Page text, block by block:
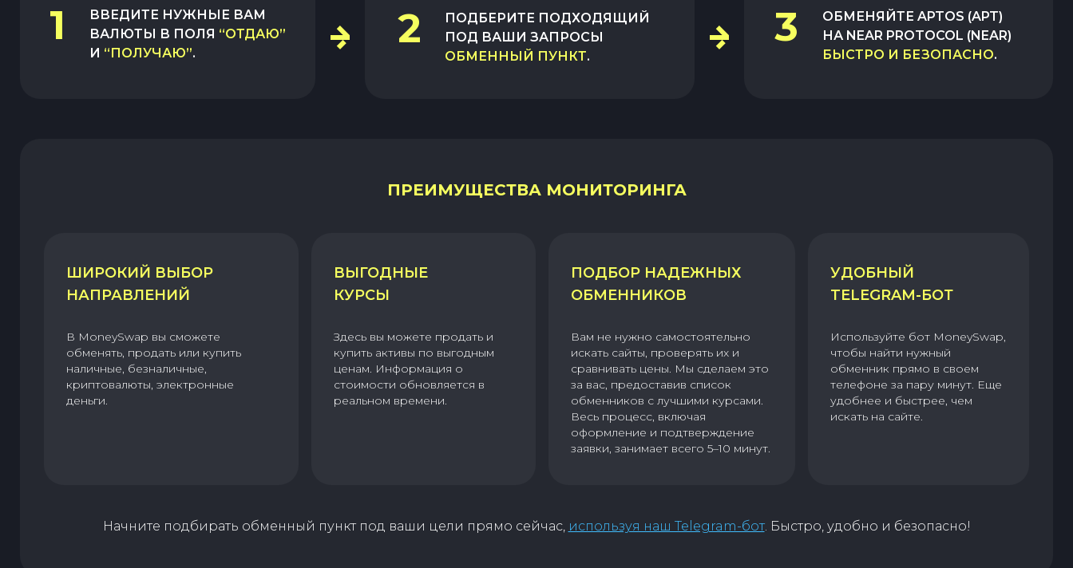
1
ВВЕДИТЕ НУЖНЫЕ ВАМ
ВАЛЮТЫ В ПОЛЯ “ОТДАЮ”
И “ПОЛУЧАЮ”.
2
ПОДБЕРИТЕ ПОДХОДЯЩИЙ
ПОД ВАШИ ЗАПРОСЫ
ОБМЕННЫЙ ПУНКТ.
3 ОБМЕНЯЙТЕAPTOS (APT)
НА NEAR PROTOCOL (NEAR)
БЫСТРО И БЕЗОПАСНО.
ПРЕИМУЩЕСТВА МОНИТОРИНГА
ШИРОКИЙ ВЫБОР
НАПРАВЛЕНИЙ
В MoneySwap вы сможете
обменять, продать или купить
наличные, безналичные,
криптовалюты, электронные
деньги.
ВЫГОДНЫЕ
КУРСЫ
Здесь вы можете продать и
купить активы по выгодным
ценам. Информация о
стоимости обновляется в
реальном времени.
ПОДБОР НАДЕЖНЫХ
ОБМЕННИКОВ
Вам не нужно самостоятельно
искать сайты, проверять их и
сравнивать цены. Мы сделаем это
за вас, предоставив список
обменников с лучшими курсами.
Весь процесс, включая
оформление и подтверждение
заявки, занимает всего 5–10 минут.
УДОБНЫЙ
TELEGRAM-БОТ
Используйте бот MoneySwap,
чтобы найти нужный
обменник прямо в своем
телефоне за пару минут. Еще
удобнее и быстрее, чем
искать на сайте.
Начните подбирать обменный пункт под ваши цели прямо сейчас, используя наш Telegram-бот. Быстро, удобно и безопасно!